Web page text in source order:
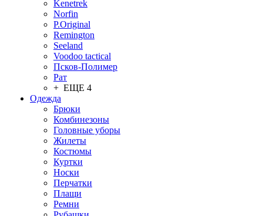
Kenetrek
Norfin
P.Original
Remington
Seeland
Voodoo tactical
Псков-Полимер
Рат
+ ЕЩЕ 4
Одежда
Брюки
Комбинезоны
Головные уборы
Жилеты
Костюмы
Куртки
Носки
Перчатки
Плащи
Ремни